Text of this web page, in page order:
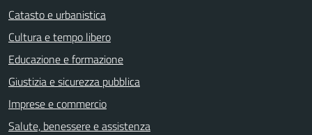
Catasto e urbanistica
Cultura e tempo libero
Educazione e formazione
Giustizia e sicurezza pubblica
Imprese e commercio
Salute, benessere e assistenza